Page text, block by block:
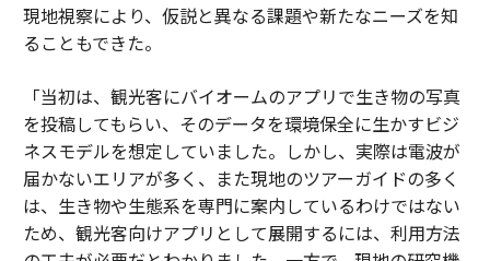
現地視察により、仮説と異なる課題や新たなニーズを知
ることもできた。
「当初は、観光客にバイオームのアプリで生き物の写真
を投稿してもらい、そのデータを環境保全に生かすビジ
ネスモデルを想定していました。しかし、実際は電波が
届かないエリアが多く、また現地のツアーガイドの多く
は、生き物や生態系を専門に案内しているわけではない
ため、観光客向けアプリとして展開するには、利用方法